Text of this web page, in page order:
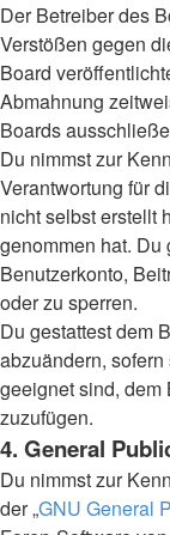
Der Betreiber des
Verstößen gegen
Board
Abmahnung
Boards
Du nimmst zur
Verantwortung für
nicht selbst erstellt
genommen hat. Du
Benutzerkonto,
oder zu sperren.
Du gestattest dem
abzuändern,
geeignet sind, dem
zuzufügen.
4. General
Du nimmst zur
der „GNU General